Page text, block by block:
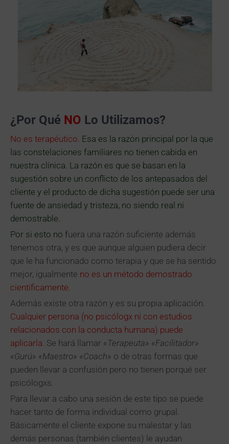
¿Por Qué NO Lo Utilizamos?
No es terapéutico. Esa es la razón principal por la que
las constelaciones familiares no tienen cabida en
nuestra clínica. La razón es que se basan en la
sugestión sobre un conflicto de los antepasados del
cliente y el producto de dicha sugestión puede ser una
fuente de ansiedad y tristeza, no siendo real ni
demostrable.
Por si esto no fuera una razón suficiente además
tenemos otra, y es que aunque alguien pudiera decir
que le ha funcionado como terapia y que se ha sentido
mejor, igualmente no es un método demostrado
científicamente.
Además existe otra razón y es su propia aplicación.
Cualquier persona (no psicólogx ni con estudios
relacionados con la conducta humana) puede
aplicarla. Se hará llamar «Terapeuta» «Facilitador»
«Gurú» «Maestro» «Coach» o de otras formas que
pueden llevar a confusión pero no tienen porqué ser
psicólogxs.
Para llevar a cabo una sesión de este tipo se puede
hacer tanto de forma individual como grupal.
Básicamente el cliente expone su malestar y las
demás personas (también clientes) le ayudan